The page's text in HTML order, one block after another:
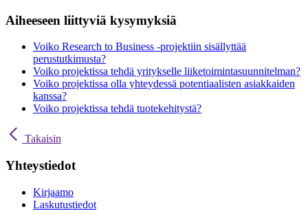
Aiheeseen liittyviä kysymyksiä
Voiko Research to Business -projektiin sisällyttää
perustutkimusta?
Voiko projektissa tehdä yritykselle liiketoimintasuunnitelman?
Voiko projektissa olla yhteydessä potentiaalisten asiakkaiden
kanssa?
Voiko projektissa tehdä tuotekehitystä?
Takaisin
Yhteystiedot
Kirjaamo
Laskutustiedot